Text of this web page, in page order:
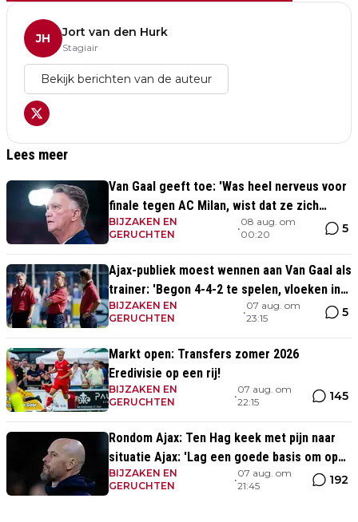
JH Jort van den Hurk
Stagiair
Bekijk berichten van de auteur
Lees meer
Van Gaal geeft toe: 'Was heel nerveus voor
finale tegen AC Milan, wist dat ze zich
zouden aanpassen'
BIJZAKEN EN
GERUCHTEN
•
08 aug. om
00:20
5
Ajax-publiek moest wennen aan Van Gaal als
trainer: 'Begon 4-4-2 te spelen, vloeken in
de kerk'
BIJZAKEN EN
GERUCHTEN
•
07 aug. om
23:15
5
Markt open: Transfers zomer 2026
Eredivisie op een rij!
BIJZAKEN EN
GERUCHTEN
•
07 aug. om
22:15
145
Rondom Ajax: Ten Hag keek met pijn naar
situatie Ajax: 'Lag een goede basis om op
voort te borduren'
BIJZAKEN EN
GERUCHTEN
•
07 aug. om
21:45
192